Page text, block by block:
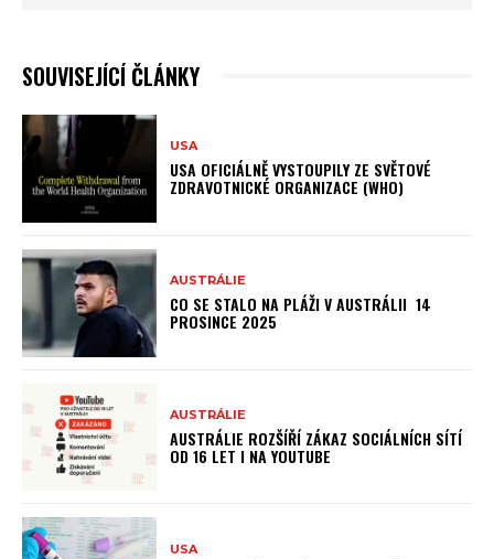
SOUVISEJÍCÍ ČLÁNKY
USA
USA OFICIÁLNĚ VYSTOUPILY ZE SVĚTOVÉ
ZDRAVOTNICKÉ ORGANIZACE (WHO)
AUSTRÁLIE
CO SE STALO NA PLÁŽI V AUSTRÁLII 14
PROSINCE 2025
AUSTRÁLIE
AUSTRÁLIE ROZŠÍŘÍ ZÁKAZ SOCIÁLNÍCH SÍTÍ
OD 16 LET I NA YOUTUBE
USA